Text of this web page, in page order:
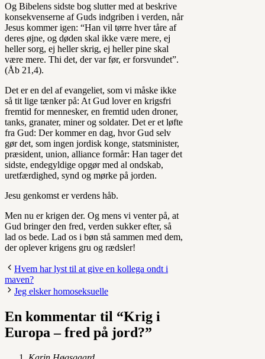
Og Bibelens sidste bog slutter med at beskrive
konsekvenserne af Guds indgriben i verden, når
Jesus kommer igen: “Han vil tørre hver tåre af
deres øjne, og døden skal ikke være mere, ej
heller sorg, ej heller skrig, ej heller pine skal
være mere. Thi det, der var før, er forsvundet”.
(Åb 21,4).
Det er en del af evangeliet, som vi måske ikke
så tit lige tænker på: At Gud lover en krigsfri
fremtid for mennesker, en fremtid uden droner,
tanks, granater, miner og soldater. Det er et løfte
fra Gud: Der kommer en dag, hvor Gud selv
gør det, som ingen jordisk konge, statsminister,
præsident, union, alliance formår: Han tager det
sidste, endegyldige opgør med al ondskab,
uretfærdighed, synd og mørke på jorden.
Jesu genkomst er verdens håb.
Men nu er krigen der. Og mens vi venter på, at
Gud bringer den fred, verden sukker efter, så
lad os bede. Lad os i bøn stå sammen med dem,
der oplever krigens gru og rædsler!
Hvem har lyst til at give en kollega ondt i
maven?
Jeg elsker homoseksuelle
En kommentar til “Krig i
Europa – fred på jord?”